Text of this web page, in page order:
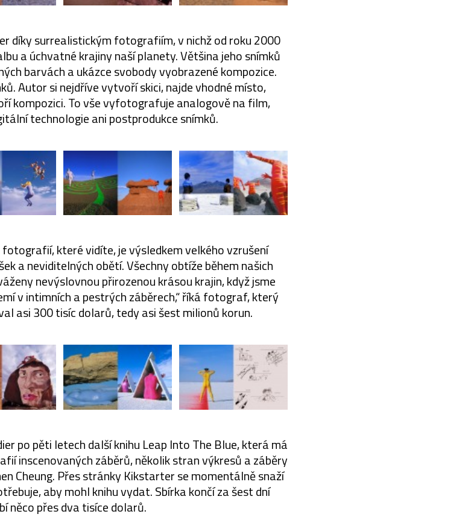
díky surrealistickým fotografiím, v nichž od roku 2000
a úchvatné krajiny naší planety. Většina jeho snímků
barvách a ukázce svobody vyobrazené kompozice.
Autor si nejdříve vytvoří skici, najde vhodné místo,
kompozici. To vše vyfotografuje analogově na film,
technologie ani postprodukce snímků.
které vidíte, je výsledkem velkého vzrušení
a neviditelných obětí. Všechny obtíže během našich
nevýslovnou přirozenou krásou krajin, když jsme
v intimních a pestrých záběrech,“ říká fotograf, který
asi 300 tisíc dolarů, tedy asi šest milionů korun.
po pěti letech další knihu Leap Into The Blue, která má
inscenovaných záběrů, několik stran výkresů a záběry
Cheung. Přes stránky Kikstarter se momentálně snaží
aby mohl knihu vydat. Sbírka končí za šest dní
něco přes dva tisíce dolarů.